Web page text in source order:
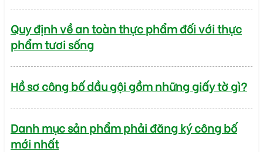
Quy định về an toàn thực phẩm đối với thực
phẩm tươi sống
Hồ sơ công bố dầu gội gồm những giấy tờ gì?
Danh mục sản phẩm phải đăng ký công bố
mới nhất